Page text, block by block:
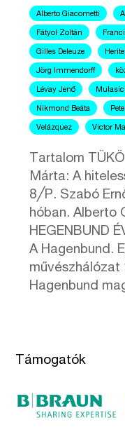
Alberto Giacometti
Fátyol Zoltán
Gilles Deleuze
Jörg Immendorff
Lévay Jenő
Nikmond Beáta
Velázquez Victor
Tartalom
Márta: A
8╱P. Szabó
hóban. Alberto
HEGENBUND
A Hagenbund.
művészhálózat
Hagenbund
Támogatók